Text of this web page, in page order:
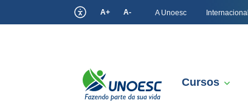
A+ A- A Unoesc
Cursos